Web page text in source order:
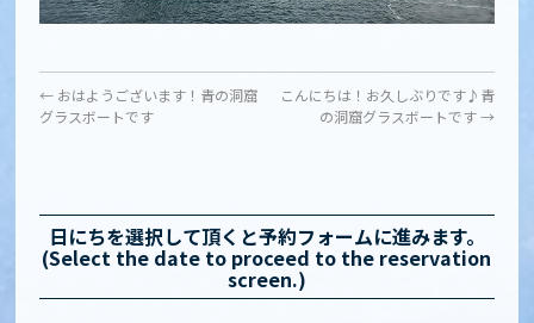
← おはようございます！青の洞窟
グラスボートです
こんにちは！お久しぶりです♪青
の洞窟グラスボートです→
日にちを選択して頂くと予約フォームに進みます。
(Select the date to proceed to the reservation
screen.)